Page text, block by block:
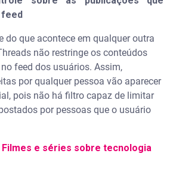
do que acontece em qualquer outra
não restringe os conteúdos
feed dos usuários. Assim,
por qualquer pessoa vão aparecer
pois não há filtro capaz de limitar
por pessoas que o usuário
Filmes e séries sobre tecnologia